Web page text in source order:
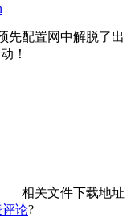
先配置网中解脱了出
！
相关文件下载地址
评论?